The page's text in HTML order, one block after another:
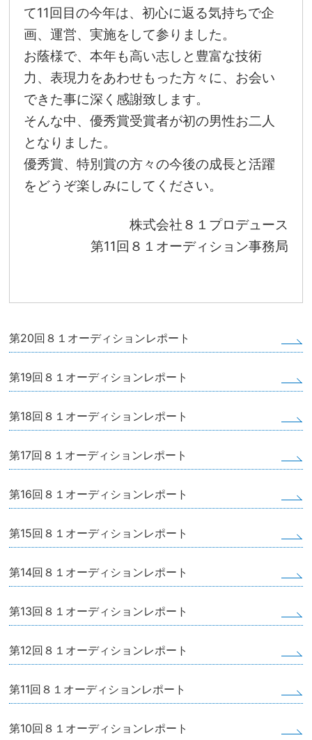
て11回目の今年は、初心に返る気持ちで企
画、運営、実施をして参りました。
お蔭様で、本年も高い志しと豊富な技術
力、表現力をあわせもった方々に、お会い
できた事に深く感謝致します。
そんな中、優秀賞受賞者が初の男性お二人
となりました。
優秀賞、特別賞の方々の今後の成長と活躍
をどうぞ楽しみにしてください。
株式会社８１プロデュース
第11回８１オーディション事務局
第20回８１オーディションレポート
第19回８１オーディションレポート
第18回８１オーディションレポート
第17回８１オーディションレポート
第16回８１オーディションレポート
第15回８１オーディションレポート
第14回８１オーディションレポート
第13回８１オーディションレポート
第12回８１オーディションレポート
第11回８１オーディションレポート
第10回８１オーディションレポート